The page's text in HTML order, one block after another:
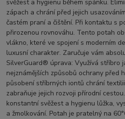
svěžest a hygienu během spánku.
zápach a chrání před jejich
častém praní a čištění. Při kontaktu s
přirozenou rovnováhu. Tento potah
vlákno, které ve spojení s moderním
luxusní charakter. Zaručuje vám
SilverGuard® úprava: Využívá stříbro
nejznámějších způsobů ochrany před
působení stříbrných iontů chrání
zabraňuje jejich rozvoji přírodní
konstantní svěžest a hygienu lůžka,
a žmolkování. Potah je pratelný na